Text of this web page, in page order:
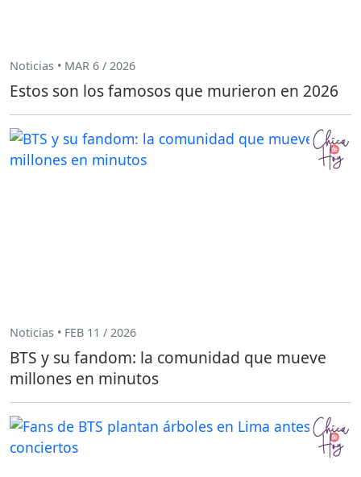
Noticias • MAR 6 / 2026
Estos son los famosos que murieron en 2026
Noticias • FEB 11 / 2026
BTS y su fandom: la comunidad que mueve
millones en minutos